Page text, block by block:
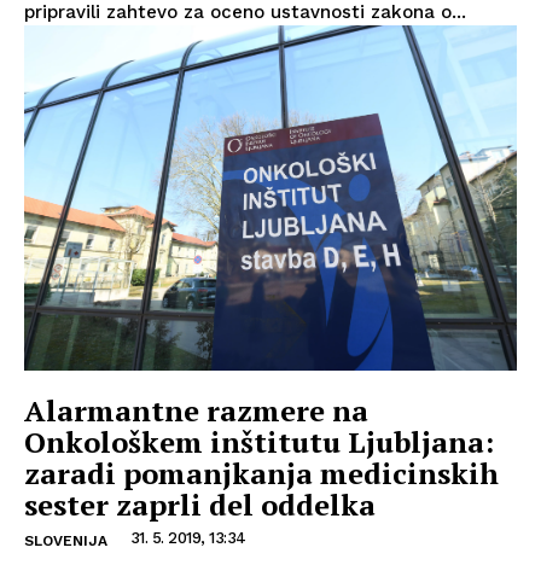
pripravili zahtevo za oceno ustavnosti zakona o...
Alarmantne razmere na
Onkološkem inštitutu Ljubljana:
zaradi pomanjkanja medicinskih
sester zaprli del oddelka
SLOVENIJA 31. 5. 2019, 13:34